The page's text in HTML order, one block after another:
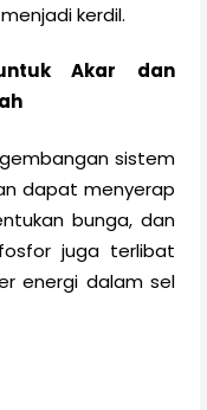
kerdil.
Akar dan
sistem
dapat menyerap
bunga, dan
juga terlibat
energi dalam sel